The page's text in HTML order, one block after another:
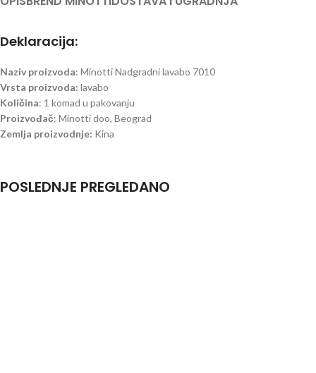
Deklaracija:
Naziv proizvoda: Minotti Nadgradni lavabo 7010
Vrsta proizvoda: lavabo
Količina: 1 komad u pakovanju
Proizvođač: Minotti doo, Beograd
Zemlja proizvodnje: Kina
POSLEDNJE PREGLEDANO